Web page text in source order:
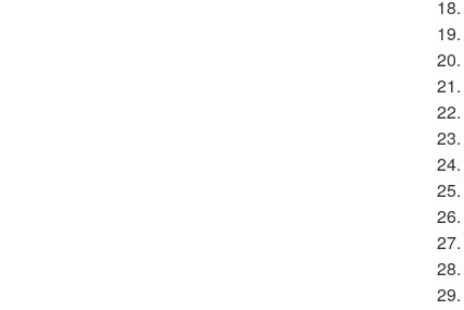
18.
19.
20.
21.
22.
23.
24.
25.
26.
27.
28.
29.